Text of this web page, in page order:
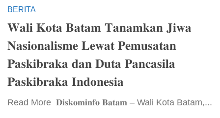
BERITA
𝐖𝐚𝐥𝐢 𝐊𝐨𝐭𝐚 𝐁𝐚𝐭𝐚𝐦 𝐓𝐚𝐧𝐚𝐦𝐤𝐚𝐧 𝐉𝐢𝐰𝐚
𝐍𝐚𝐬𝐢𝐨𝐧𝐚𝐥𝐢𝐬𝐦𝐞 𝐋𝐞𝐰𝐚𝐭 𝐏𝐞𝐦𝐮𝐬𝐚𝐭𝐚𝐧
𝐏𝐚𝐬𝐤𝐢𝐛𝐫𝐚𝐤𝐚 𝐝𝐚𝐧 𝐃𝐮𝐭𝐚 𝐏𝐚𝐧𝐜𝐚𝐬𝐢𝐥𝐚
𝐏𝐚𝐬𝐤𝐢𝐛𝐫𝐚𝐤𝐚 𝐈𝐧𝐝𝐨𝐧𝐞𝐬𝐢𝐚
​Read More ​ 𝐃𝐢𝐬𝐤𝐨𝐦𝐢𝐧𝐟𝐨 𝐁𝐚𝐭𝐚𝐦 – Wali Kota Batam,...